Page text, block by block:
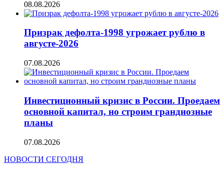
08.08.2026
Призрак дефолта-1998 угрожает рублю в
августе-2026
07.08.2026
Инвестиционный кризис в России. Проедаем
основной капитал, но строим грандиозные
планы
07.08.2026
НОВОСТИ СЕГОДНЯ